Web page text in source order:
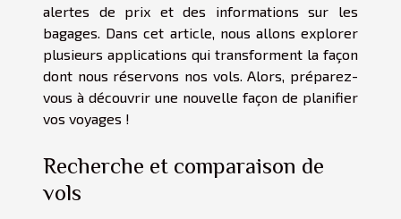
alertes de prix et des informations sur les
bagages. Dans cet article, nous allons explorer
plusieurs applications qui transforment la façon
dont nous réservons nos vols. Alors, préparez-
vous à découvrir une nouvelle façon de planifier
vos voyages !
Recherche et comparaison de
vols